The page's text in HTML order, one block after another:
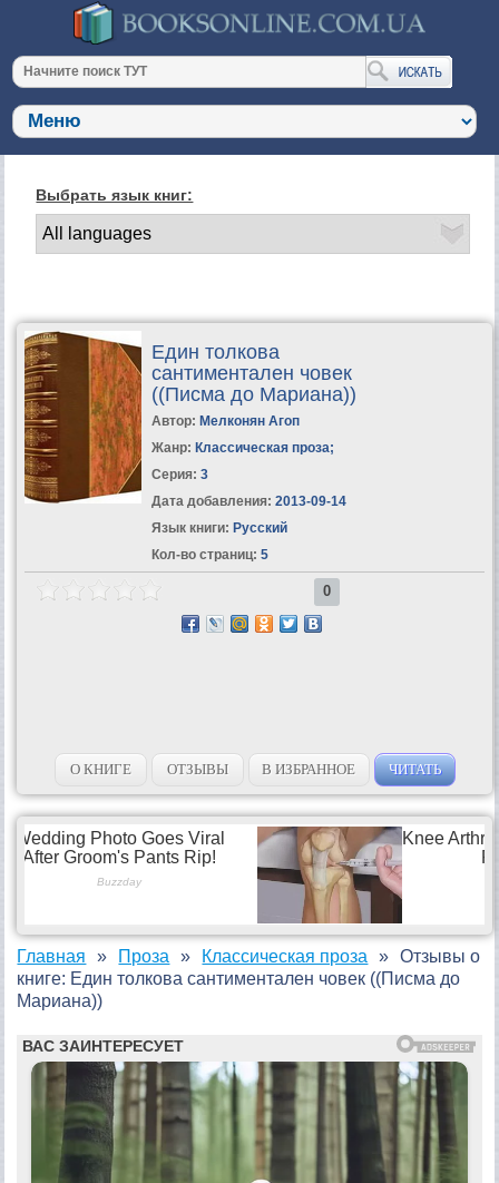
Выбрать язык книг:
Един толкова
сантиментален човек
((Писма до Мариана))
Автор: Мелконян Агоп
Жанр: Классическая проза;
Серия: 3
Дата добавления: 2013-09-14
Язык книги: Русский
Кол-во страниц: 5
0
О КНИГЕ ОТЗЫВЫ В ИЗБРАННОЕ ЧИТАТЬ
Главная Проза Классическая проза
Отзывы о
книге: Един толкова сантиментален човек ((Писма до
Мариана))